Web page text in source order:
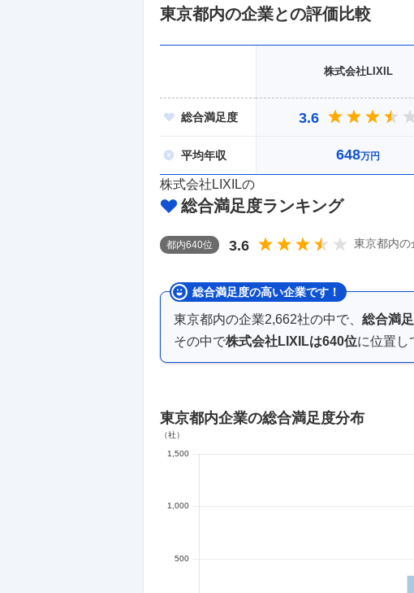
東京都内の企業との評価比較
株式会社LIXIL
総合満足度 3.6
平均年収 648万円
株式会社LIXILの
総合満足度ランキング
都内640位 3.6 東京都内の
総合満足度の高い企業です！
東京都内の企業2,662社の中で、 総合満
その中で株式会社LIXILは640位に位置し
東京都内企業の総合満足度分布